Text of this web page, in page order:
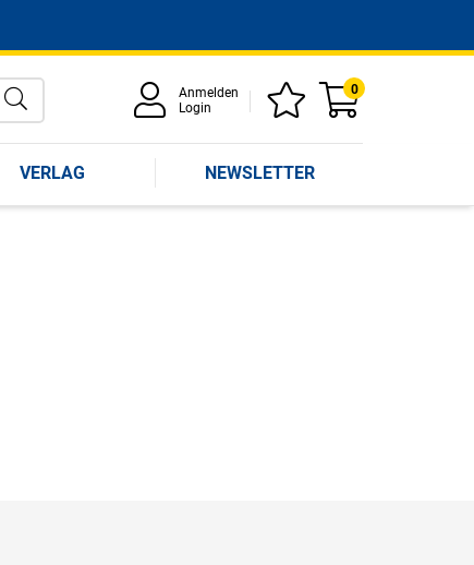
Anmelden
Login
0
VERLAG NEWSLETTER